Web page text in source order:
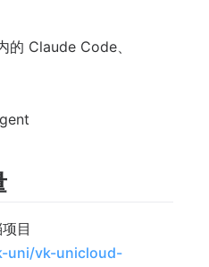
Claude Code、
目
uni/vk-unicloud-